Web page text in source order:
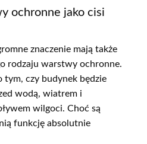
ochronne jako cisi
znaczenie mają także
rodzaju warstwy ochronne.
tym, czy budynek będzie
wodą, wiatrem i
wilgoci. Choć są
funkcję absolutnie